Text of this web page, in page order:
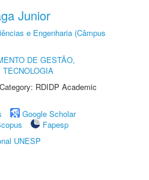
Junior
e Engenharia (Câmpus
DE GESTÃO,
TECNOLOGIA
RDIDP Academic
Google Scholar
Fapesp
UNESP